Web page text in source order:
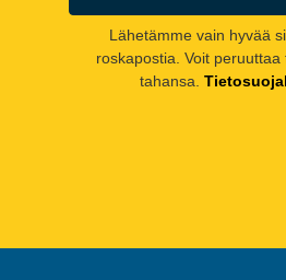
Lähetämme vain hyvää
roskapostia. Voit peruuttaa
tahansa.